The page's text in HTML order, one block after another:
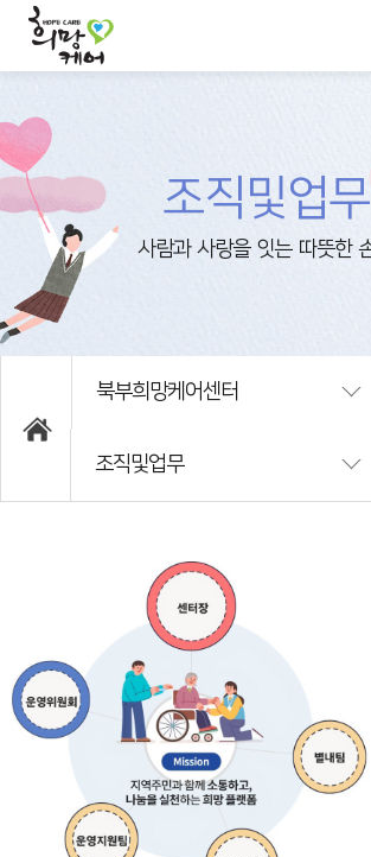
조직및업무
북부희망케어센터
희망케어소개
서부희망케어센터
남부희망케어센터
북부희망케어센터
정보마당
조직및업무
사업안내
연혁
조직및업무
알림마당